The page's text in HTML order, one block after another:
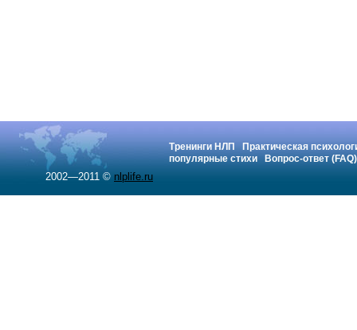
Тренинги НЛП
Практическая
популярные стихи
Вопрос-ответ (FAQ)
2002—2011 © nlplife.ru